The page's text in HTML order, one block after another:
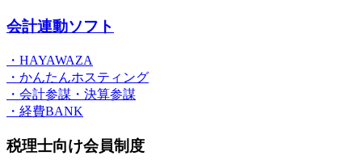
会計連動ソフト
・HAYAWAZA
・かんたんホスティング
・会計参謀・決算参謀
・経費BANK
税理士向け会員制度